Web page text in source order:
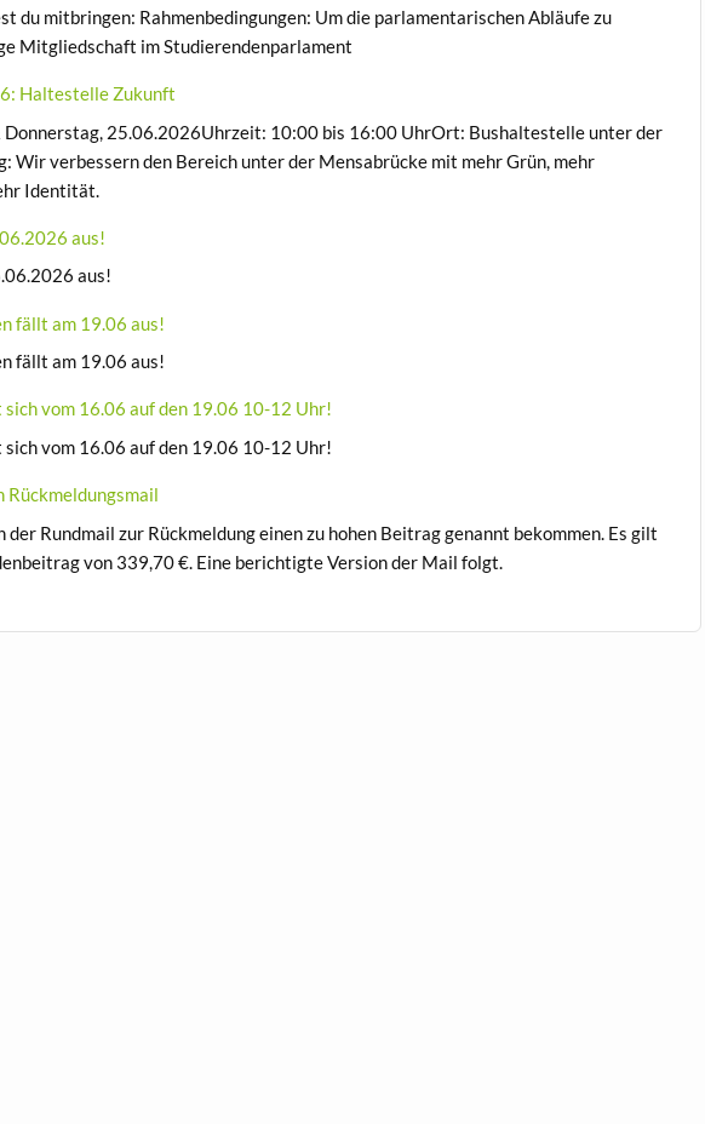
du mitbringen: Rahmenbedingungen: Um die parlamentarischen Abläufe zu
Mitgliedschaft im Studierendenparlament
Haltestelle Zukunft
25.06.2026Uhrzeit: 10:00 bis 16:00 UhrOrt: Bushaltestelle unter der
Wir verbessern den Bereich unter der Mensabrücke mit mehr Grün, mehr
Identität.
aus!
aus!
fällt am 19.06 aus!
fällt am 19.06 aus!
vom 16.06 auf den 19.06 10-12 Uhr!
vom 16.06 auf den 19.06 10-12 Uhr!
Rückmeldungsmail
der Rundmail zur Rückmeldung einen zu hohen Beitrag genannt bekommen. Es gilt
von 339,70 €. Eine berichtigte Version der Mail folgt.